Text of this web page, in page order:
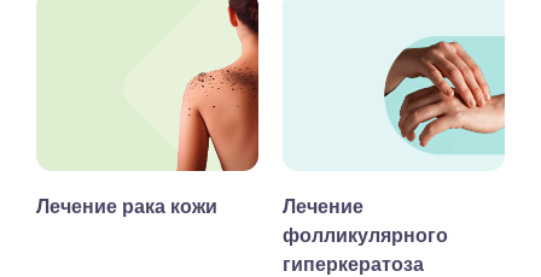
Лечение рака кожи
Лечение
фолликулярного
гиперкератоза